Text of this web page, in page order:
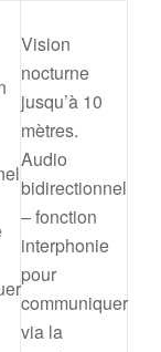
Vision
nocturne
jusqu’à 10
mètres.
Audio
bidirectionnel
– fonction
interphonie
pour
communiquer
via la